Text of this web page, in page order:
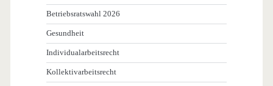
Betriebsratswahl 2026
Gesundheit
Individualarbeitsrecht
Kollektivarbeitsrecht